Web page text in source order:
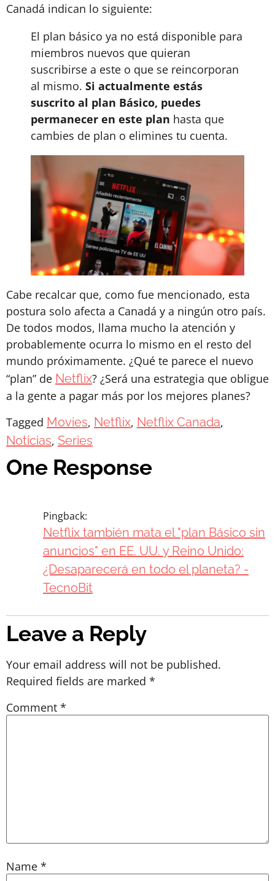
Canadá indican lo siguiente:
El plan básico ya no está disponible para
miembros nuevos que quieran
suscribirse a este o que se reincorporan
al mismo. Si actualmente estás
suscrito al plan Básico, puedes
permanecer en este plan hasta que
cambies de plan o elimines tu cuenta.
Cabe recalcar que, como fue mencionado, esta
postura solo afecta a Canadá y a ningún otro país.
De todos modos, llama mucho la atención y
probablemente ocurra lo mismo en el resto del
mundo próximamente. ¿Qué te parece el nuevo
“plan” de Netflix? ¿Será una estrategia que obligue
a la gente a pagar más por los mejores planes?
Tagged Movies, Netflix, Netflix Canada,
Noticias, Series
One Response
Pingback:
Netflix también mata el "plan Básico sin
anuncios" en EE. UU. y Reino Unido:
¿Desaparecerá en todo el planeta? -
TecnoBit
Leave a Reply
Your email address will not be published.
Required fields are marked *
Comment *
Name *